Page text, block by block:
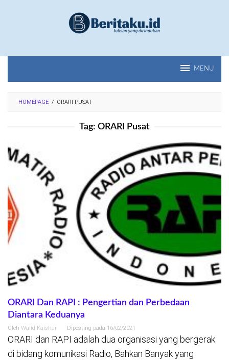
MENU
HOMEPAGE / ORARI PUSAT
Tag: ORARI Pusat
ORARI Dan RAPI : Pengertian dan Perbedaan
Diantara Keduanya
Oleh Walid Kaishar Diposting pada 16/02/2021
ORARI dan RAPI adalah dua organisasi yang bergerak
di bidang komunikasi Radio, Bahkan Banyak yang